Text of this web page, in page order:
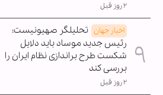
۲ روز قبل
اخبار جهان تحلیلگر صهیونیست:
رئیس جدید موساد باید دلایل
شکست طرح براندازی نظام ایران را
بررسی کند
۲ روز قبل